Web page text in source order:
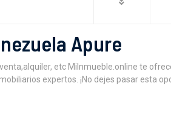
Apure
etc MiInmueble.online te
expertos. ¡No dejes pasar esta